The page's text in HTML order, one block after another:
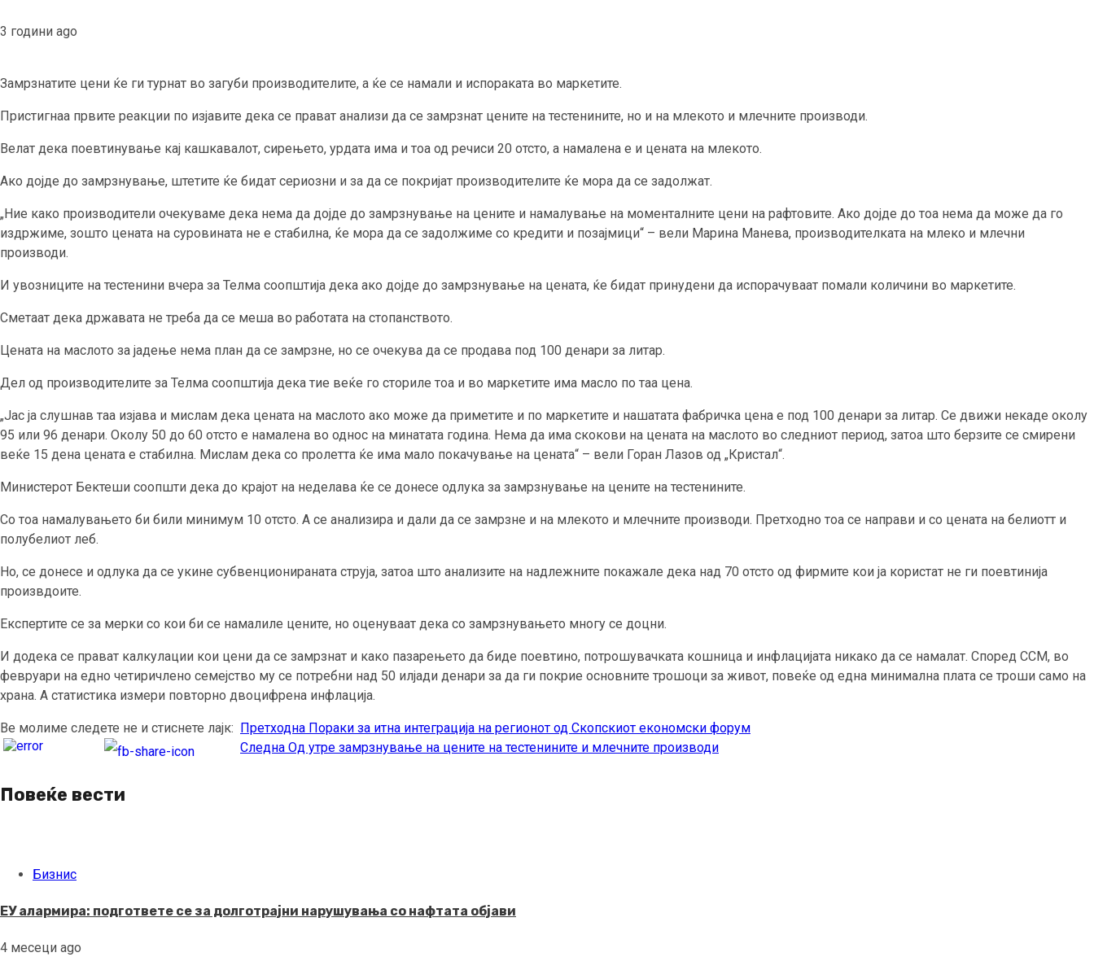
3 години ago
Замрзнатите цени ќе ги турнат во загуби производителите, а ќе се намали и испораката во маркетите.
Пристигнаа првите реакции по изјавите дека се прават анализи да се замрзнат цените на тестенините, но и на млекото и млечните производи.
Велат дека поевтинување кај кашкавалот, сирењето, урдата има и тоа од речиси 20 отсто, а намалена е и цената на млекото.
Ако дојде до замрзнување, штетите ќе бидат сериозни и за да се покријат производителите ќе мора да се задолжат.
„Ние како производители очекуваме дека нема да дојде до замрзнување на цените и намалување на моменталните цени на рафтовите. Ако дојде до тоа нема да може да го
издржиме, зошто цената на суровината не е стабилна, ќе мора да се задолжиме со кредити и позајмици“ – вели Марина Манева, производителката на млеко и млечни
производи.
И увозниците на тестенини вчера за Телма соопштија дека ако дојде до замрзнување на цената, ќе бидат принудени да испорачуваат помали количини во маркетите.
Сметаат дека државата не треба да се меша во работата на стопанството.
Цената на маслото за јадење нема план да се замрзне, но се очекува да се продава под 100 денари за литар.
Дел од производителите за Телма соопштија дека тие веќе го сториле тоа и во маркетите има масло по таа цена.
„Јас ја слушнав таа изјава и мислам дека цената на маслото ако може да приметите и по маркетите и нашатата фабричка цена е под 100 денари за литар. Се движи некаде околу
95 или 96 денари. Околу 50 до 60 отсто е намалена во однос на минатата година. Нема да има скокови на цената на маслото во следниот период, затоа што берзите се смирени
веќе 15 дена цената е стабилна. Мислам дека со пролетта ќе има мало покачување на цената“ – вели Горан Лазов од „Кристал“.
Министерот Бектеши соопшти дека до крајот на неделава ќе се донесе одлука за замрзнување на цените на тестенините.
Со тоа намалувањето би били минимум 10 отсто. А се анализира и дали да се замрзне и на млекото и млечните производи. Претходно тоа се направи и со цената на белиотт и
полубелиот леб.
Но, се донесе и одлука да се укине субвенционираната струја, затоа што анализите на надлежните покажале дека над 70 отсто од фирмите кои ја користат не ги поевтинија
произвдоите.
Експертите се за мерки со кои би се намалиле цените, но оценуваат дека со замрзнувањето многу се доцни.
И додека се прават калкулации кои цени да се замрзнат и како пазарењето да биде поевтино, потрошувачката кошница и инфлацијата никако да се намалат. Според ССМ, во
февруари на едно четиричлено семејство му се потребни над 50 илјади денари за да ги покрие основните трошоци за живот, повеќе од една минимална плата се троши само на
храна. А статистика измери повторно двоцифрена инфлација.
Ве молиме следете не и стиснете лајк:
Continue
Претходна Пораки за итна интеграција на регионот од Скопскиот економски форум
Следна Од утре замрзнување на цените на тестенините и млечните производи
Повеќе вести
Бизнис
ЕУ алармира: подгответе се за долготрајни нарушувања со нафтата објави
4 месеци ago